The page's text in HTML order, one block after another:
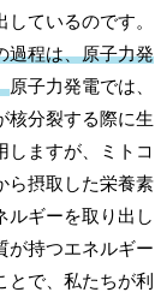
ているのです。
過程は、原子力発
原子力発電では、
核分裂する際に生
しますが、ミトコ
ら摂取した栄養素
ルギーを取り出し
が持つエネルギー
とで、私たちが利